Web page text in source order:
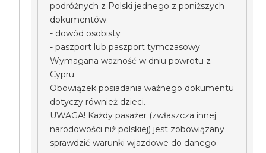
podróżnych z Polski jednego z poniższych
dokumentów:
- dowód osobisty
- paszport lub paszport tymczasowy
Wymagana ważność w dniu powrotu z
Cypru.
Obowiązek posiadania ważnego dokumentu
dotyczy również dzieci.
UWAGA! Każdy pasażer (zwłaszcza innej
narodowości niż polskiej) jest zobowiązany
sprawdzić warunki wjazdowe do danego